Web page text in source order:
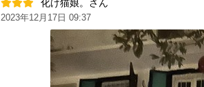
化け猫娘。さん
2023年12月17日 09:37